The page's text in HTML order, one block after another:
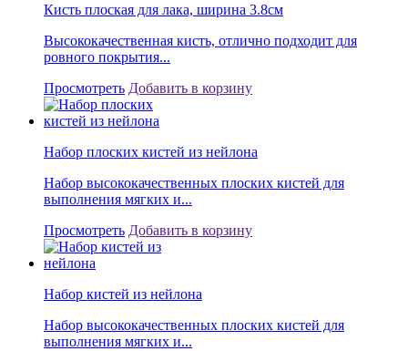
Кисть плоская для лака, ширина 3.8см
Высококачественная кисть, отлично подходит для
ровного покрытия...
Просмотреть Добавить в корзину
Набор плоских кистей из нейлона
Набор высококачественных плоских кистей для
выполнения мягких и...
Просмотреть Добавить в корзину
Набор кистей из нейлона
Набор высококачественных плоских кистей для
выполнения мягких и...